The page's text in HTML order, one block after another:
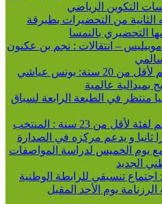
التكوين الرياضي
الثانية من التحضيرات بطبرقة
التحضيري بالنمسا
موبيليس – انتقالات : نجم بن عكنون
ألعاب القوى / بطولة العالم لأقل من 20 سنة: يونس عياشي
بميدالية عالمية
من 315 رياضيا منتظر في الطبعة الرابعة لسباق
كرة السلة 3 3 / دوري الأمم لفئة لأقل من 23 سنة : المنتخب
ثانيا و يدعم مركزه في الصدارة
يوم الخميس لدراسة المواصفات
الجديد
الرابطة الثانية 2026-2027: اجتماع تنسيقي للرابطة الوطنية
يوم الأحد المقبل